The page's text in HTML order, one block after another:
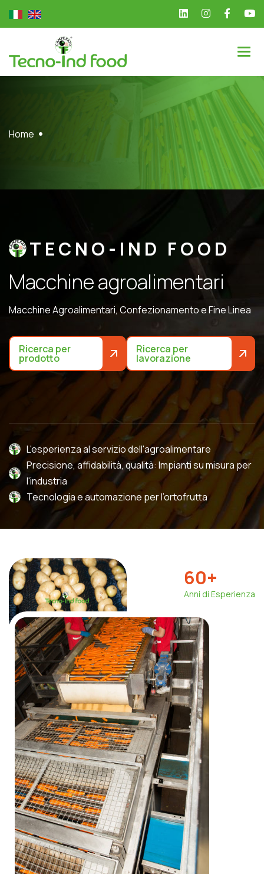
Home
TECNO-IND FOOD
Macchineagroalimentari
Macchine Agroalimentari, Confezionamento e Fine Linea
Ricerca per
prodotto
Ricerca per
lavorazione
L'esperienza al servizio dell'agroalimentare
Precisione, affidabilità, qualità: Impianti su misura per
l'industria
Tecnologia e automazione per l’ortofrutta
60+
Anni di Esperienza